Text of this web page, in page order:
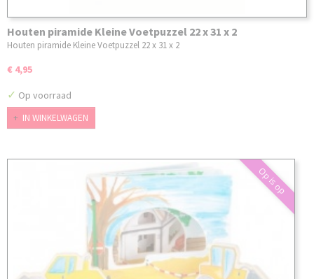
Houten piramide Kleine Voetpuzzel 22 x 31 x 2
Houten piramide Kleine Voetpuzzel 22 x 31 x 2
€ 4,95
✓ Op voorraad
IN WINKELWAGEN
Op is op